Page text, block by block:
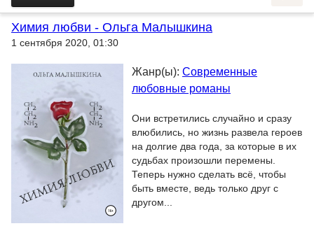
Химия любви - Ольга Малышкина
1 сентября 2020, 01:30
Жанр(ы): Современные
любовные романы
Они встретились случайно и сразу
влюбились, но жизнь развела героев
на долгие два года, за которые в их
судьбах произошли перемены.
Теперь нужно сделать всё, чтобы
быть вместе, ведь только друг с
другом...